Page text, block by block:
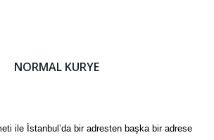
NORMAL KURYE
ile İstanbul’da bir adresten başka bir adrese